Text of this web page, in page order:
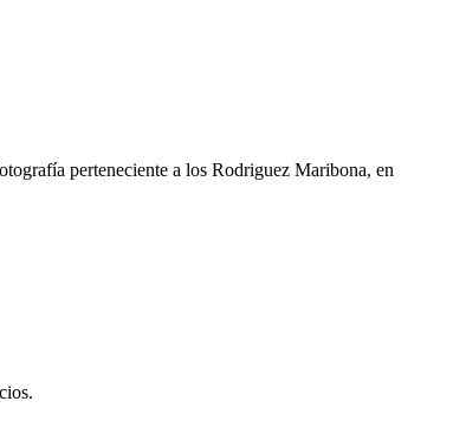
perteneciente a los Rodriguez Maribona, en